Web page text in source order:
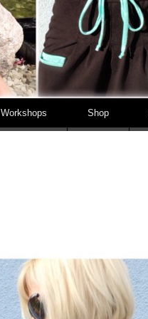
Workshops Shop